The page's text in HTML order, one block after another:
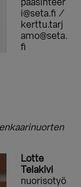
paasihteer
i@seta.fi /
kerttu.tarj
amo@seta.
fi
Lotte
Telakivi
nuorisotyö